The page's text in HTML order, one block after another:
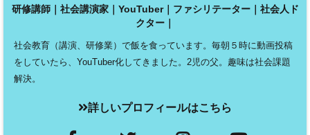
研修講師｜社会講演家｜YouTuber｜ファシリテーター｜社会人ド
クター｜
社会教育（講演、研修業）で飯を食っています。毎朝５時に動画投稿
をしていたら、YouTuber化してきました。2児の父。趣味は社会課題
解決。
詳しいプロフィールはこちら